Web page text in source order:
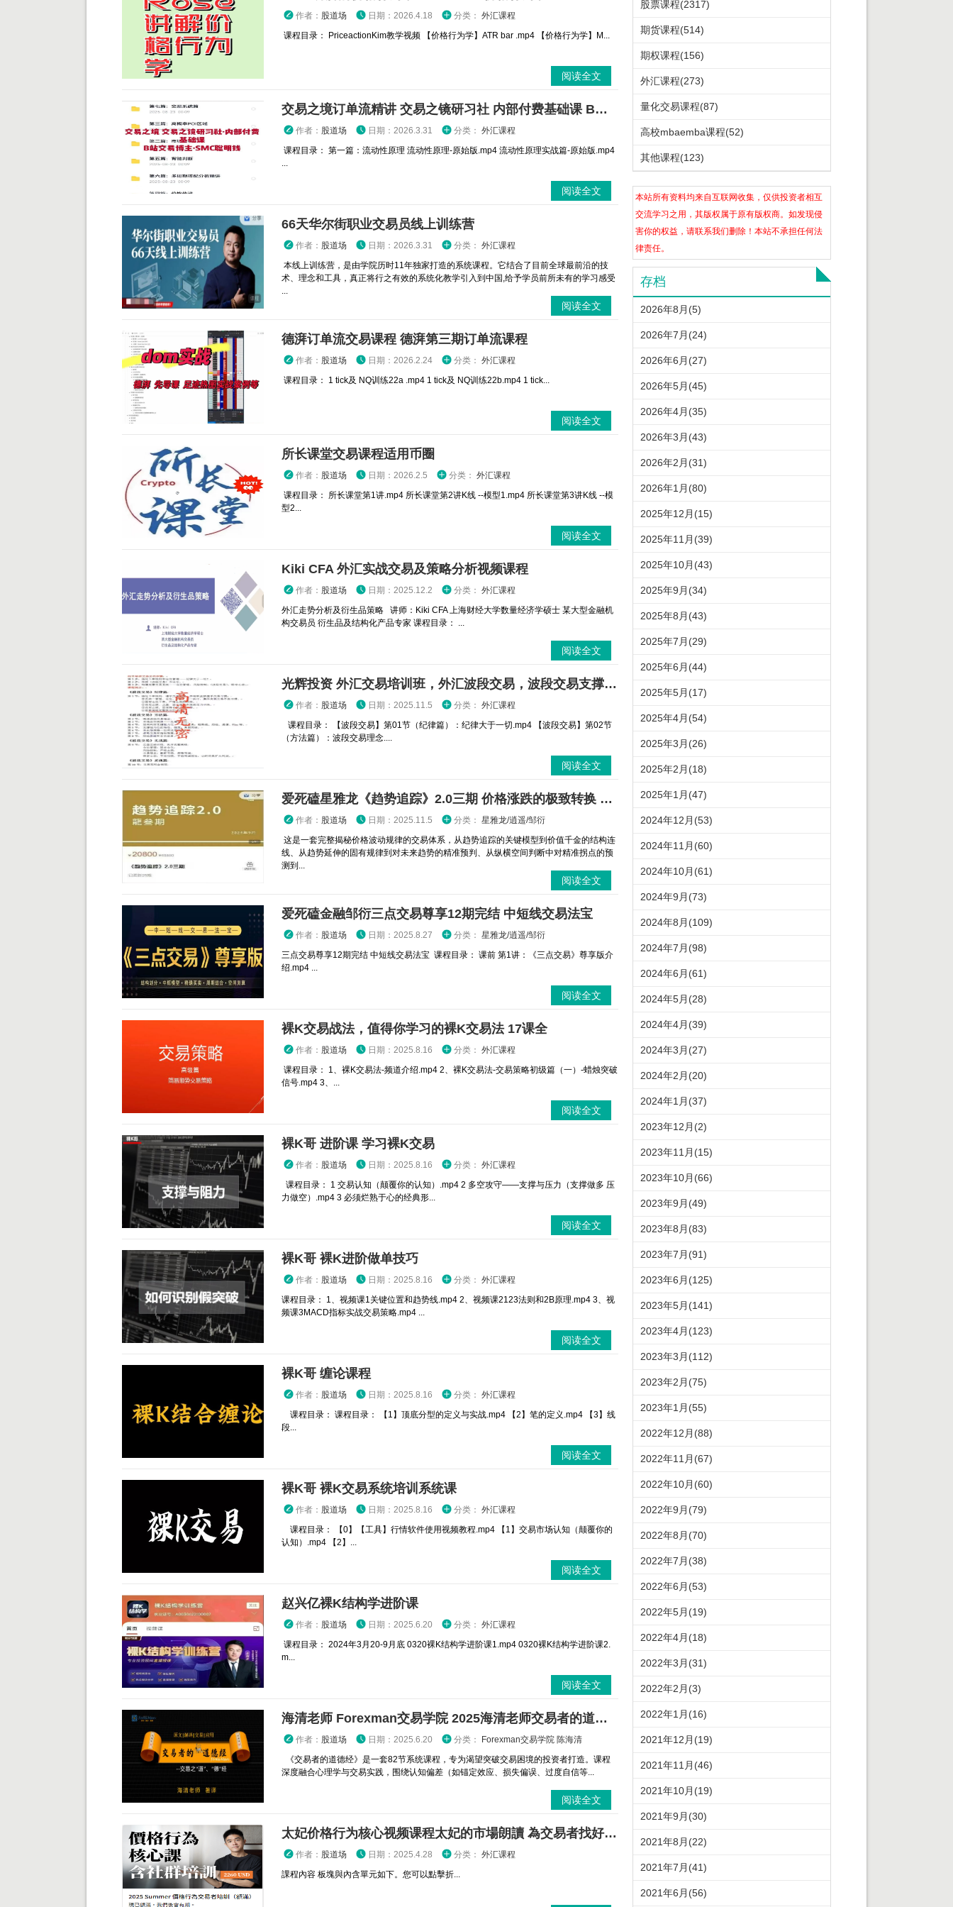
作者： 股道场 日期：2026.4.18 分类： 外汇课程
课程目录： PriceactionKim教学视频 【价格行为学】ATR bar .mp4 【价格行为学】M...
阅读全文
交易之境订单流精讲 交易之镜研习社 内部付费基础课 B站交易博主 SMC聪明钱
作者： 股道场 日期：2026.3.31 分类： 外汇课程
课程目录： 第一篇：流动性原理 流动性原理-原始版.mp4 流动性原理实战篇-原始版.mp4
...
阅读全文
66天华尔街职业交易员线上训练营
作者： 股道场 日期：2026.3.31 分类： 外汇课程
本线上训练营，是由学院历时11年独家打造的系统课程。它结合了目前全球最前沿的技
术、理念和工具，真正将行之有效的系统化教学引入到中国,给予学员前所未有的学习感受
...
阅读全文
德湃订单流交易课程 德湃第三期订单流课程
作者： 股道场 日期：2026.2.24 分类： 外汇课程
课程目录： 1 tick及 NQ训练22a .mp4 1 tick及 NQ训练22b.mp4 1 tick...
阅读全文
所长课堂交易课程适用币圈
作者： 股道场 日期：2026.2.5 分类： 外汇课程
课程目录： 所长课堂第1讲.mp4 所长课堂第2讲K线 --模型1.mp4 所长课堂第3讲K线 --模
型2...
阅读全文
Kiki CFA 外汇实战交易及策略分析视频课程
作者： 股道场 日期：2025.12.2 分类： 外汇课程
外汇走势分析及衍生品策略 讲师：Kiki CFA 上海财经大学数量经济学硕士 某大型金融机
构交易员 衍生品及结构化产品专家 课程目录： ...
阅读全文
光辉投资 外汇交易培训班，外汇波段交易，波段交易支撑阻力位原理与运用详细教程
作者： 股道场 日期：2025.11.5 分类： 外汇课程
课程目录： 【波段交易】第01节（纪律篇）：纪律大于一切.mp4 【波段交易】第02节
（方法篇）：波段交易理念....
阅读全文
爱死磕星雅龙《趋势追踪》2.0三期 价格涨跌的极致转换 期货课程
作者： 股道场 日期：2025.11.5 分类： 星雅龙/逍遥/邹衍
这是一套完整揭秘价格波动规律的交易体系，从趋势追踪的关键模型到价值千金的结构连
线、从趋势延伸的固有规律到对未来趋势的精准预判、从纵横空间判断中对精准拐点的预
测到...
阅读全文
爱死磕金融邹衍三点交易尊享12期完结 中短线交易法宝
作者： 股道场 日期：2025.8.27 分类： 星雅龙/逍遥/邹衍
三点交易尊享12期完结 中短线交易法宝 课程目录： 课前 第1讲：《三点交易》尊享版介
绍.mp4 ...
阅读全文
裸K交易战法，值得你学习的裸K交易法 17课全
作者： 股道场 日期：2025.8.16 分类： 外汇课程
课程目录： 1、裸K交易法-频道介绍.mp4 2、裸K交易法-交易策略初级篇（一）-蜡烛突破
信号.mp4 3、...
阅读全文
裸K哥 进阶课 学习裸K交易
作者： 股道场 日期：2025.8.16 分类： 外汇课程
课程目录： 1 交易认知（颠覆你的认知）.mp4 2 多空攻守——支撑与压力（支撑做多 压
力做空）.mp4 3 必须烂熟于心的经典形...
阅读全文
裸K哥 裸K进阶做单技巧
作者： 股道场 日期：2025.8.16 分类： 外汇课程
课程目录： 1、视频课1关键位置和趋势线.mp4 2、视频课2123法则和2B原理.mp4 3、视
频课3MACD指标实战交易策略.mp4 ...
阅读全文
裸K哥 缠论课程
作者： 股道场 日期：2025.8.16 分类： 外汇课程
课程目录： 课程目录： 【1】顶底分型的定义与实战.mp4 【2】笔的定义.mp4 【3】线
段...
阅读全文
裸K哥 裸K交易系统培训系统课
作者： 股道场 日期：2025.8.16 分类： 外汇课程
课程目录： 【0】【工具】行情软件使用视频教程.mp4 【1】交易市场认知（颠覆你的
认知）.mp4 【2】...
阅读全文
赵兴亿裸K结构学进阶课
作者： 股道场 日期：2025.6.20 分类： 外汇课程
课程目录： 2024年3月20-9月底 0320裸K结构学进阶课1.mp4 0320裸K结构学进阶课2.
m...
阅读全文
海清老师 Forexman交易学院 2025海清老师交易者的道德经
作者： 股道场 日期：2025.6.20 分类：
Forexman交易学院 陈海清
《交易者的道德经》是一套82节系统课程，专为渴望突破交易困境的投资者打造。课程
深度融合心理学与交易实践，围绕认知偏差（如锚定效应、损失偏误、过度自信等...
阅读全文
太妃价格行为核心视频课程太妃的市場朗讀 為交易者找好方法
作者： 股道场 日期：2025.4.28 分类： 外汇课程
課程內容 板塊與內含單元如下。您可以點擊折...
股票课程(2317)
期货课程(514)
期权课程(156)
外汇课程(273)
量化交易课程(87)
高校mbaemba课程(52)
其他课程(123)
本站所有资料均来自互联网收集，仅供投资者相互
交流学习之用，其版权属于原有版权商。如发现侵
害你的权益，请联系我们删除！本站不承担任何法
律责任。
存档
2026年8月(5)
2026年7月(24)
2026年6月(27)
2026年5月(45)
2026年4月(35)
2026年3月(43)
2026年2月(31)
2026年1月(80)
2025年12月(15)
2025年11月(39)
2025年10月(43)
2025年9月(34)
2025年8月(43)
2025年7月(29)
2025年6月(44)
2025年5月(17)
2025年4月(54)
2025年3月(26)
2025年2月(18)
2025年1月(47)
2024年12月(53)
2024年11月(60)
2024年10月(61)
2024年9月(73)
2024年8月(109)
2024年7月(98)
2024年6月(61)
2024年5月(28)
2024年4月(39)
2024年3月(27)
2024年2月(20)
2024年1月(37)
2023年12月(2)
2023年11月(15)
2023年10月(66)
2023年9月(49)
2023年8月(83)
2023年7月(91)
2023年6月(125)
2023年5月(141)
2023年4月(123)
2023年3月(112)
2023年2月(75)
2023年1月(55)
2022年12月(88)
2022年11月(67)
2022年10月(60)
2022年9月(79)
2022年8月(70)
2022年7月(38)
2022年6月(53)
2022年5月(19)
2022年4月(18)
2022年3月(31)
2022年2月(3)
2022年1月(16)
2021年12月(19)
2021年11月(46)
2021年10月(19)
2021年9月(30)
2021年8月(22)
2021年7月(41)
2021年6月(56)